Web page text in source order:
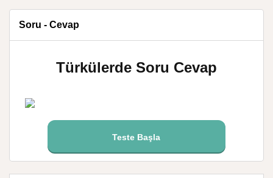
Soru - Cevap
Türkülerde Soru Cevap
Teste Başla